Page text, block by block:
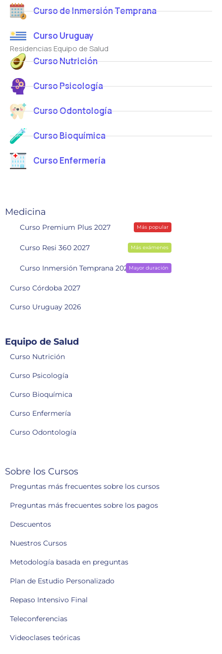
Curso de Inmersión Temprana
Curso Uruguay
Residencias Equipo de Salud
Curso Nutrición
Curso Psicología
Curso Odontología
Curso Bioquímica
Curso Enfermería
Medicina
Curso Premium Plus 2027 Más popular
Curso Resi 360 2027 Más exámenes
Curso Inmersión Temprana 2028Mayor duración
Curso Córdoba 2027
Curso Uruguay 2026
Equipo de Salud
Curso Nutrición
Curso Psicología
Curso Bioquímica
Curso Enfermería
Curso Odontología
Sobre los Cursos
Preguntas más frecuentes sobre los cursos
Preguntas más frecuentes sobre los pagos
Descuentos
Nuestros Cursos
Metodología basada en preguntas
Plan de Estudio Personalizado
Repaso Intensivo Final
Teleconferencias
Videoclases teóricas